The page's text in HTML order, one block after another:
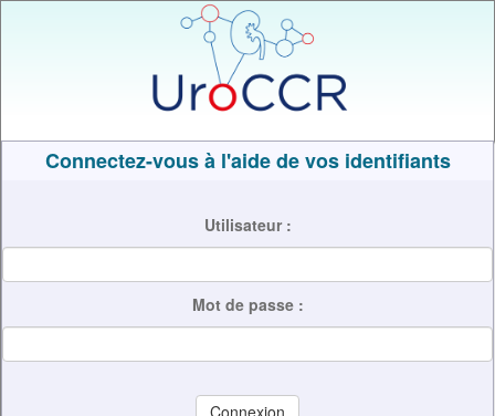
Connectez-vous à l'aide de vos identifiants
Utilisateur :
Mot de passe :